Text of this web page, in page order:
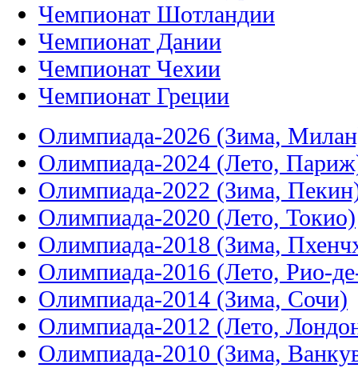
Чемпионат Шотландии
Чемпионат Дании
Чемпионат Чехии
Чемпионат Греции
Олимпиада-2026 (Зима,
Олимпиада-2024 (Лето,
Олимпиада-2022 (Зима,
Олимпиада-2020 (Лето, Токио)
Олимпиада-2018 (Зима,
Олимпиада-2016 (Лето, Рио-
Олимпиада-2014 (Зима, Сочи)
Олимпиада-2012 (Лето,
Олимпиада-2010 (Зима,